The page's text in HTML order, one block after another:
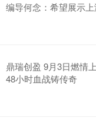
编导何念：希望展示
鼎瑞创盈 9月3日燃情
48小时血战铸传奇